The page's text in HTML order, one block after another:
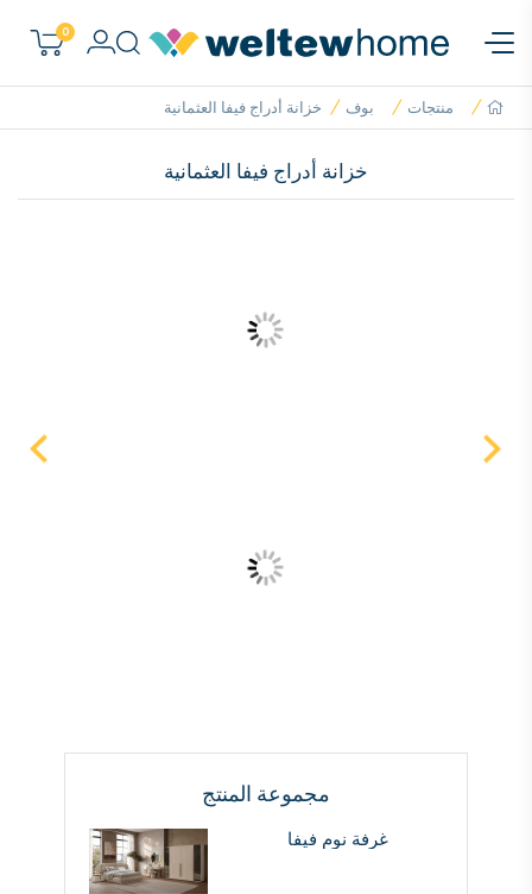
0
منتجات بوف خزانة أدراج فيفا العثمانية
خزانة أدراج فيفا العثمانية
مجموعة المنتج
غرفة نوم فيفا